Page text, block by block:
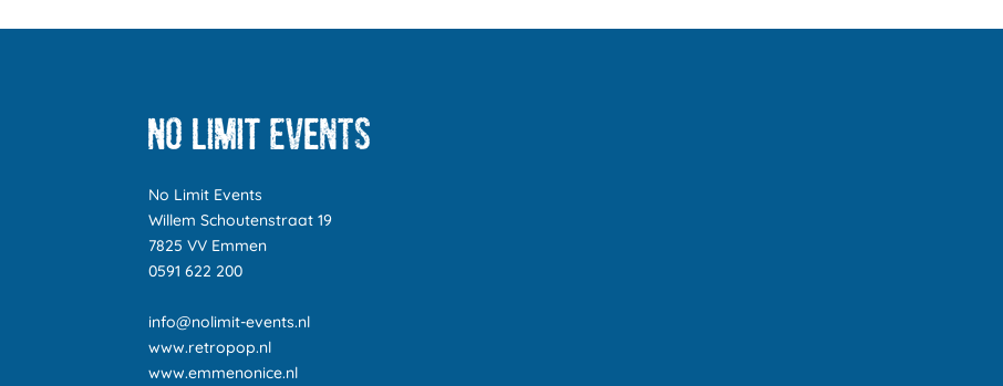
No Limit Events
Willem Schoutenstraat 19
7825 VV Emmen
0591 622 200
info@nolimit-events.nl
www.retropop.nl
www.emmenonice.nl